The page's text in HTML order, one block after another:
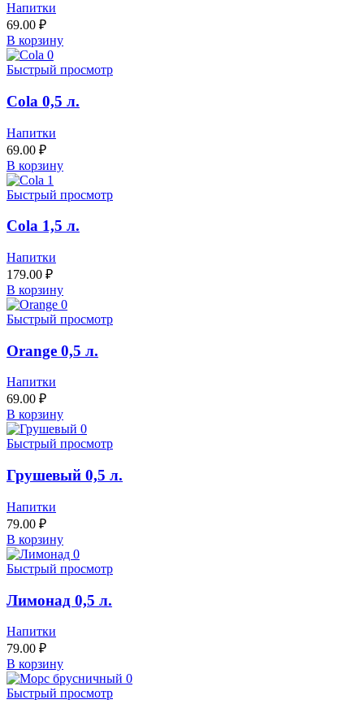
Напитки
69.00 ₽
В корзину
Быстрый просмотр
Cola 0,5 л.
Напитки
69.00 ₽
В корзину
Быстрый просмотр
Cola 1,5 л.
Напитки
179.00 ₽
В корзину
Быстрый просмотр
Orange 0,5 л.
Напитки
69.00 ₽
В корзину
Быстрый просмотр
Грушевый 0,5 л.
Напитки
79.00 ₽
В корзину
Быстрый просмотр
Лимонад 0,5 л.
Напитки
79.00 ₽
В корзину
Быстрый просмотр